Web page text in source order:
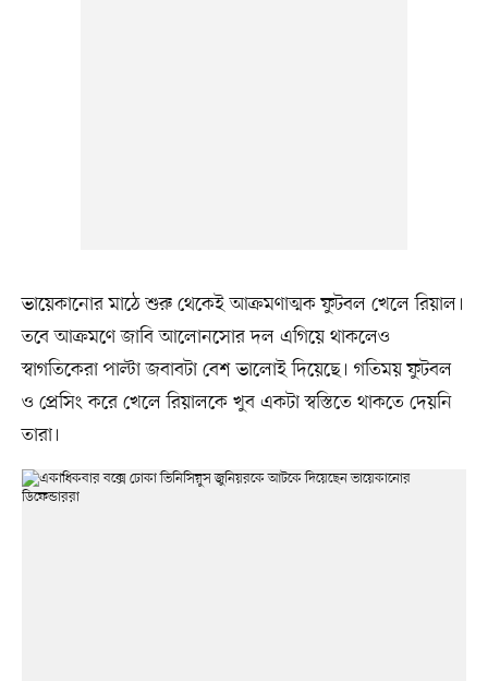
ভায়েকানোর মাঠে শুরু থেকেই আক্রমণাত্মক ফুটবল খেলে রিয়াল।
তবে আক্রমণে জাবি আলোনসোর দল এগিয়ে থাকলেও
স্বাগতিকেরা পাল্টা জবাবটা বেশ ভালোই দিয়েছে। গতিময় ফুটবল
ও প্রেসিং করে খেলে রিয়ালকে খুব একটা স্বস্তিতে থাকতে দেয়নি
তারা।